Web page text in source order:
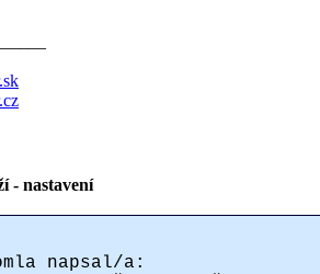
- nastavení
napsal/a: